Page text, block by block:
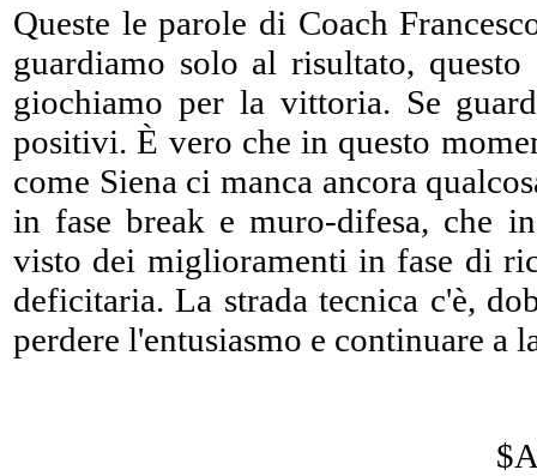
Queste le parole di Coach
guardiamo solo al risultato,
giochiamo per la vittoria. Se
positivi. È vero che in questo
come Siena ci manca ancora
in fase break e muro-difesa, che
visto dei miglioramenti in fase di
deficitaria. La strada tecnica c'è,
perdere l'entusiasmo e continuare a